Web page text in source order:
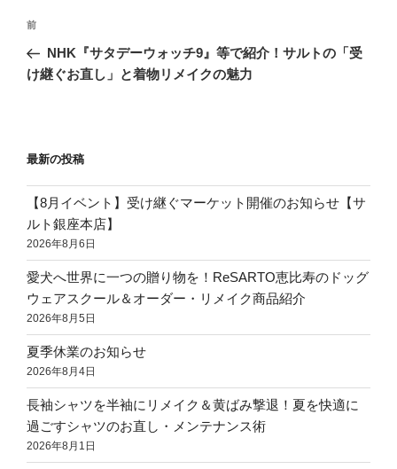
前
NHK『サタデーウォッチ9』等で紹介！サルトの「受
け継ぐお直し」と着物リメイクの魅力
最新の投稿
【8月イベント】受け継ぐマーケット開催のお知らせ【サ
ルト銀座本店】
2026年8月6日
愛犬へ世界に一つの贈り物を！ReSARTO恵比寿のドッグ
ウェアスクール＆オーダー・リメイク商品紹介
2026年8月5日
夏季休業のお知らせ
2026年8月4日
長袖シャツを半袖にリメイク＆黄ばみ撃退！夏を快適に
過ごすシャツのお直し・メンテナンス術
2026年8月1日